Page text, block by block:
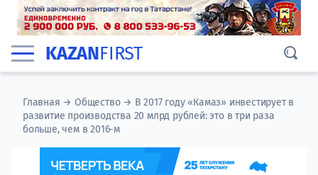
KAZANFIRST
Главная →Общество→ В 2017 году «Камаз» инвестирует в
развитие производства 20 млрд рублей: это в три раза
больше, чем в 2016-м